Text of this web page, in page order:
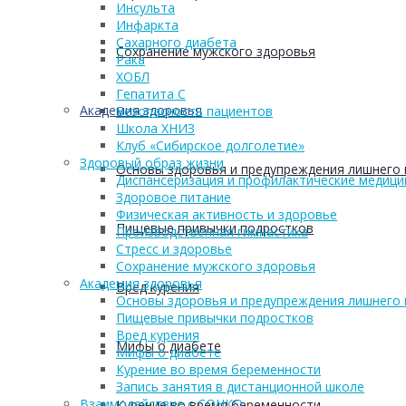
Сохранение мужского здоровья
Академия здоровья
Основы здоровья и предупреждения лишнего
Пищевые привычки подростков
Вред курения
Мифы о диабете
Инсульта
Инфаркта
Сахарного диабета
Рака
ХОБЛ
Гепатита С
Безопасность пациентов
Школа ХНИЗ
Клуб «Сибирское долголетие»
Здоровый образ жизни
Диспансеризация и профилактические
Здоровое питание
Физическая активность и здоровье
Производственная гимнастика
Стресс и здоровье
Сохранение мужского здоровья
Академия здоровья
Основы здоровья и предупреждения лишнего
Пищевые привычки подростков
Вред курения
Мифы о диабете
Курение во время беременности
Запись занятия в дистанционной школе